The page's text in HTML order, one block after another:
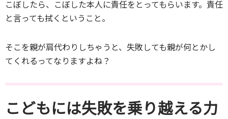
こぼしたら、こぼした本人に責任をとってもらいます。責任
と言っても拭くということ。
そこを親が肩代わりしちゃうと、失敗しても親が何とかし
てくれるってなりますよね？
こどもには失敗を乗り越える力